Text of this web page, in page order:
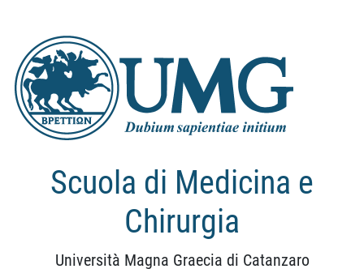
Scuola di Medicina e
Chirurgia
Università Magna Graecia di Catanzaro